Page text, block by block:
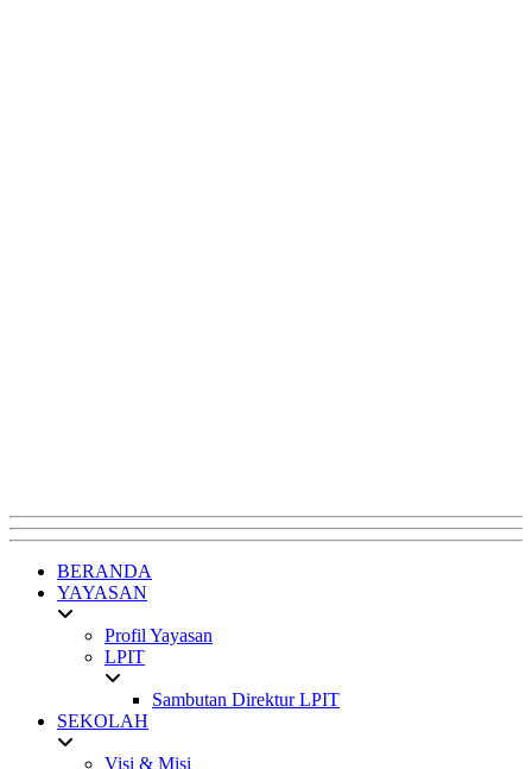
BERANDA
YAYASAN
Profil Yayasan
LPIT
Sambutan Direktur LPIT
SEKOLAH
Visi & Misi